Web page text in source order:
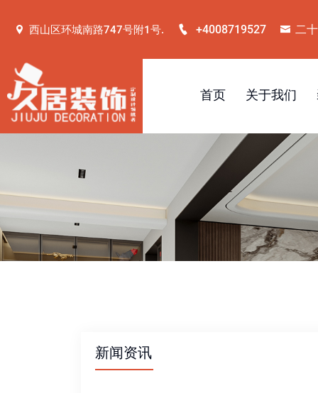
西山区环城南路747号附1号. +4008719527 二
首页 关于我们
新闻资讯